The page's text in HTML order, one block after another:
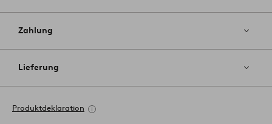
Zahlung
Lieferung
Produktdeklaration